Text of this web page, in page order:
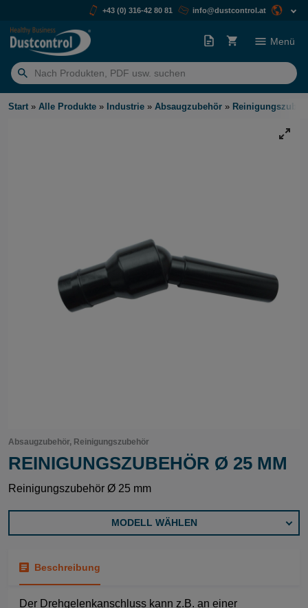
+43 (0) 316-42 80 81 info@dustcontrol.at
Suchen
nach:
Menü
Start » Alle Produkte » Industrie » Absaugzubehör »
Absaugzubehör, Reinigungszubehör
REINIGUNGSZUBEHÖR Ø 25 MM
Reinigungszubehör Ø 25 mm
MODELL WÄHLEN
Beschreibung
Der Drehgelenkanschluss kann z.B. an einer